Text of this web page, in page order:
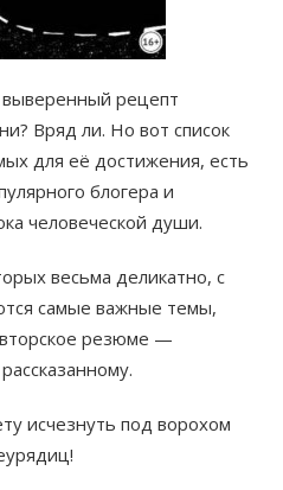
выверенный рецепт
Вряд ли. Но вот список
для её достижения, есть
блогера и
человеческой души.
весьма деликатно, с
самые важные темы,
резюме —
исчезнуть под ворохом